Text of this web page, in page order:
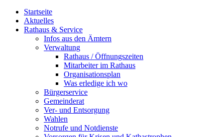
Startseite
Aktuelles
Rathaus & Service
Infos aus den Ämtern
Verwaltung
Rathaus / Öffnungszeiten
Mitarbeiter im Rathaus
Organisationsplan
Was erledige ich wo
Bürgerservice
Gemeinderat
Ver- und Entsorgung
Wahlen
Notrufe und Notdienste